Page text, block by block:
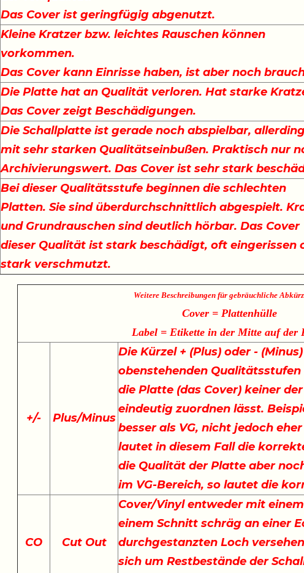
Das Cover ist geringfügig abgenutzt.
Kleine Kratzer bzw. leichtes Rauschen können
vorkommen.
Das Cover kann Einrisse haben, ist aber noch
Die Platte hat an Qualität verloren. Hat starke
Das Cover zeigt Beschädigungen.
Die Schallplatte ist gerade noch abspielbar,
mit sehr starken Qualitätseinbußen. Praktisch nur
Archivierungswert. Das Cover ist sehr stark
Bei dieser Qualitätsstufe beginnen die schlechten
Platten. Sie sind überdurchschnittlich abgespielt.
und Grundrauschen sind deutlich hörbar. Das Cover
dieser Qualität ist stark beschädigt, oft eingerissen
stark verschmutzt.
Weitere Beschreibungen für gebräuchliche
Cover = Plattenhülle
Label = Etikette in der Mitte auf der
+/- Plus/Minus
Die Kürzel + (Plus) oder -
obenstehenden
die Platte (das Cover) keiner
eindeutig zuordnen lässt.
besser als VG, nicht jedoch
lautet in diesem Fall die
die Qualität der Platte aber
im VG-Bereich, so lautet die
CO Cut Out
Cover/Vinyl entweder mit
einem Schnitt schräg an einer
durchgestanzten Loch
sich um Restbestände der